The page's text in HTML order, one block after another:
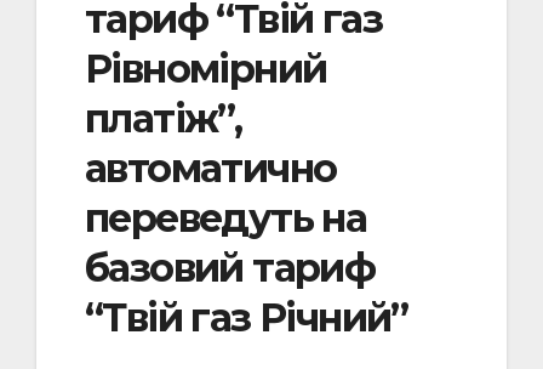
тариф “Твій газ
Рівномірний
платіж”,
автоматично
переведуть на
базовий тариф
“Твій газ Річний”